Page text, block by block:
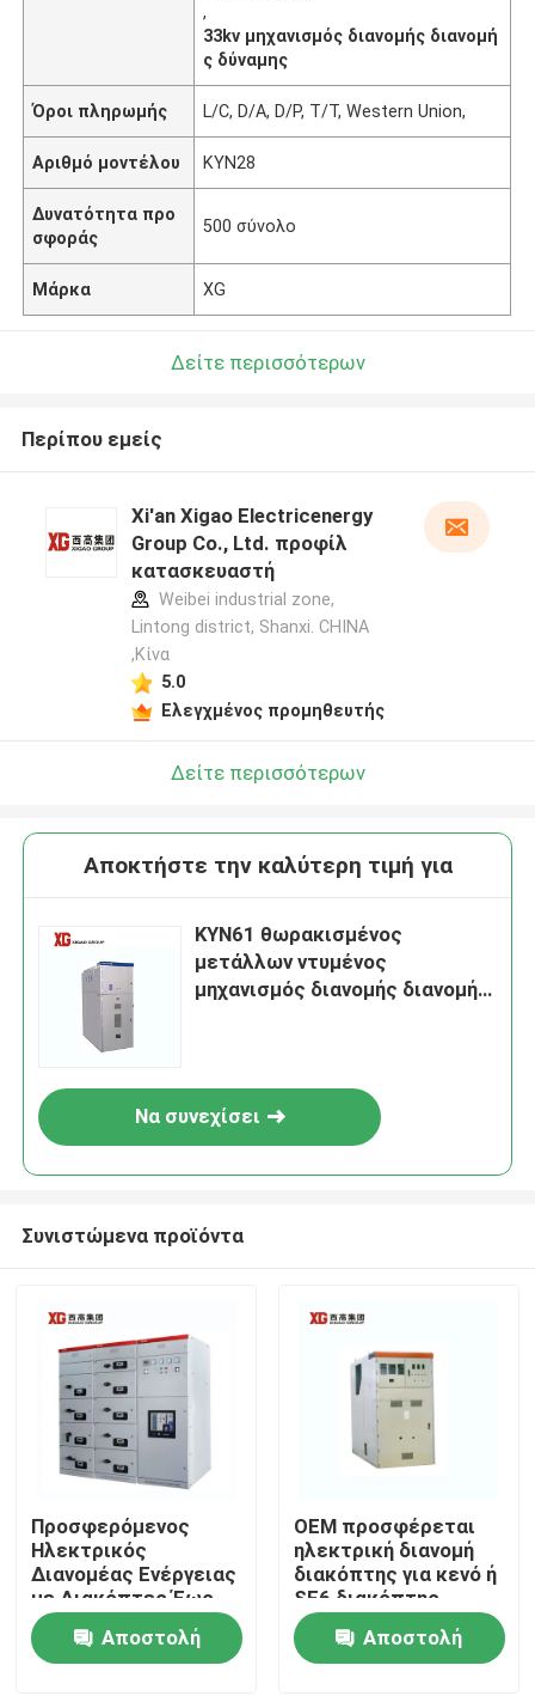
Σπίτι
Προϊόντα
,
33kv μηχανισμός διανομής διανομή
ς δύναμης
Όροι πληρωμής L/C, D/A, D/P, T/T, Western Union,
Αριθμό μοντέλου KYN28
Δυνατότητα προ
σφοράς
500 σύνολο
Μάρκα XG
Δείτε περισσότερων
Περίπου εμείς
Xi'an Xigao Electricenergy
Group Co., Ltd. προφίλ
κατασκευαστή
Weibei industrial zone,
Lintong district, Shanxi. CHINA
,Κίνα
5.0
Ελεγχμένος προμηθευτής
Δείτε περισσότερων
Αποκτήστε την καλύτερη τιμή για
KYN61 θωρακισμένος
μετάλλων ντυμένος
μηχανισμός διανομής διανομής
Να συνεχίσει
Συνιστώμενα προϊόντα
Προσφερόμενος
Ηλεκτρικός
Διανομέας Ενέργειας
με Διακόπτες Έως
17.5 KV Ονομαστική
Τάση από OEM
Αποστολή
OEM προσφέρεται
ηλεκτρική διανομή
διακόπτης για κενό ή
SF6 διακόπτης
κυκλωμάτων και
θερμοκρασία
περιβάλλοντος -5C-
Αποστολή